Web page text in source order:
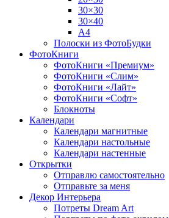
30×30
30×40
A4
Полоски из ФотоБудки
ФотоКниги
ФотоКниги «Премиум»
ФотоКниги «Слим»
ФотоКниги «Лайт»
ФотоКниги «Софт»
Блокноты
Календари
Календари магнитные
Календари настольные
Календари настенные
Открытки
Отправлю самостоятельно
Отправьте за меня
Декор Интерьера
Потреты Dream Art